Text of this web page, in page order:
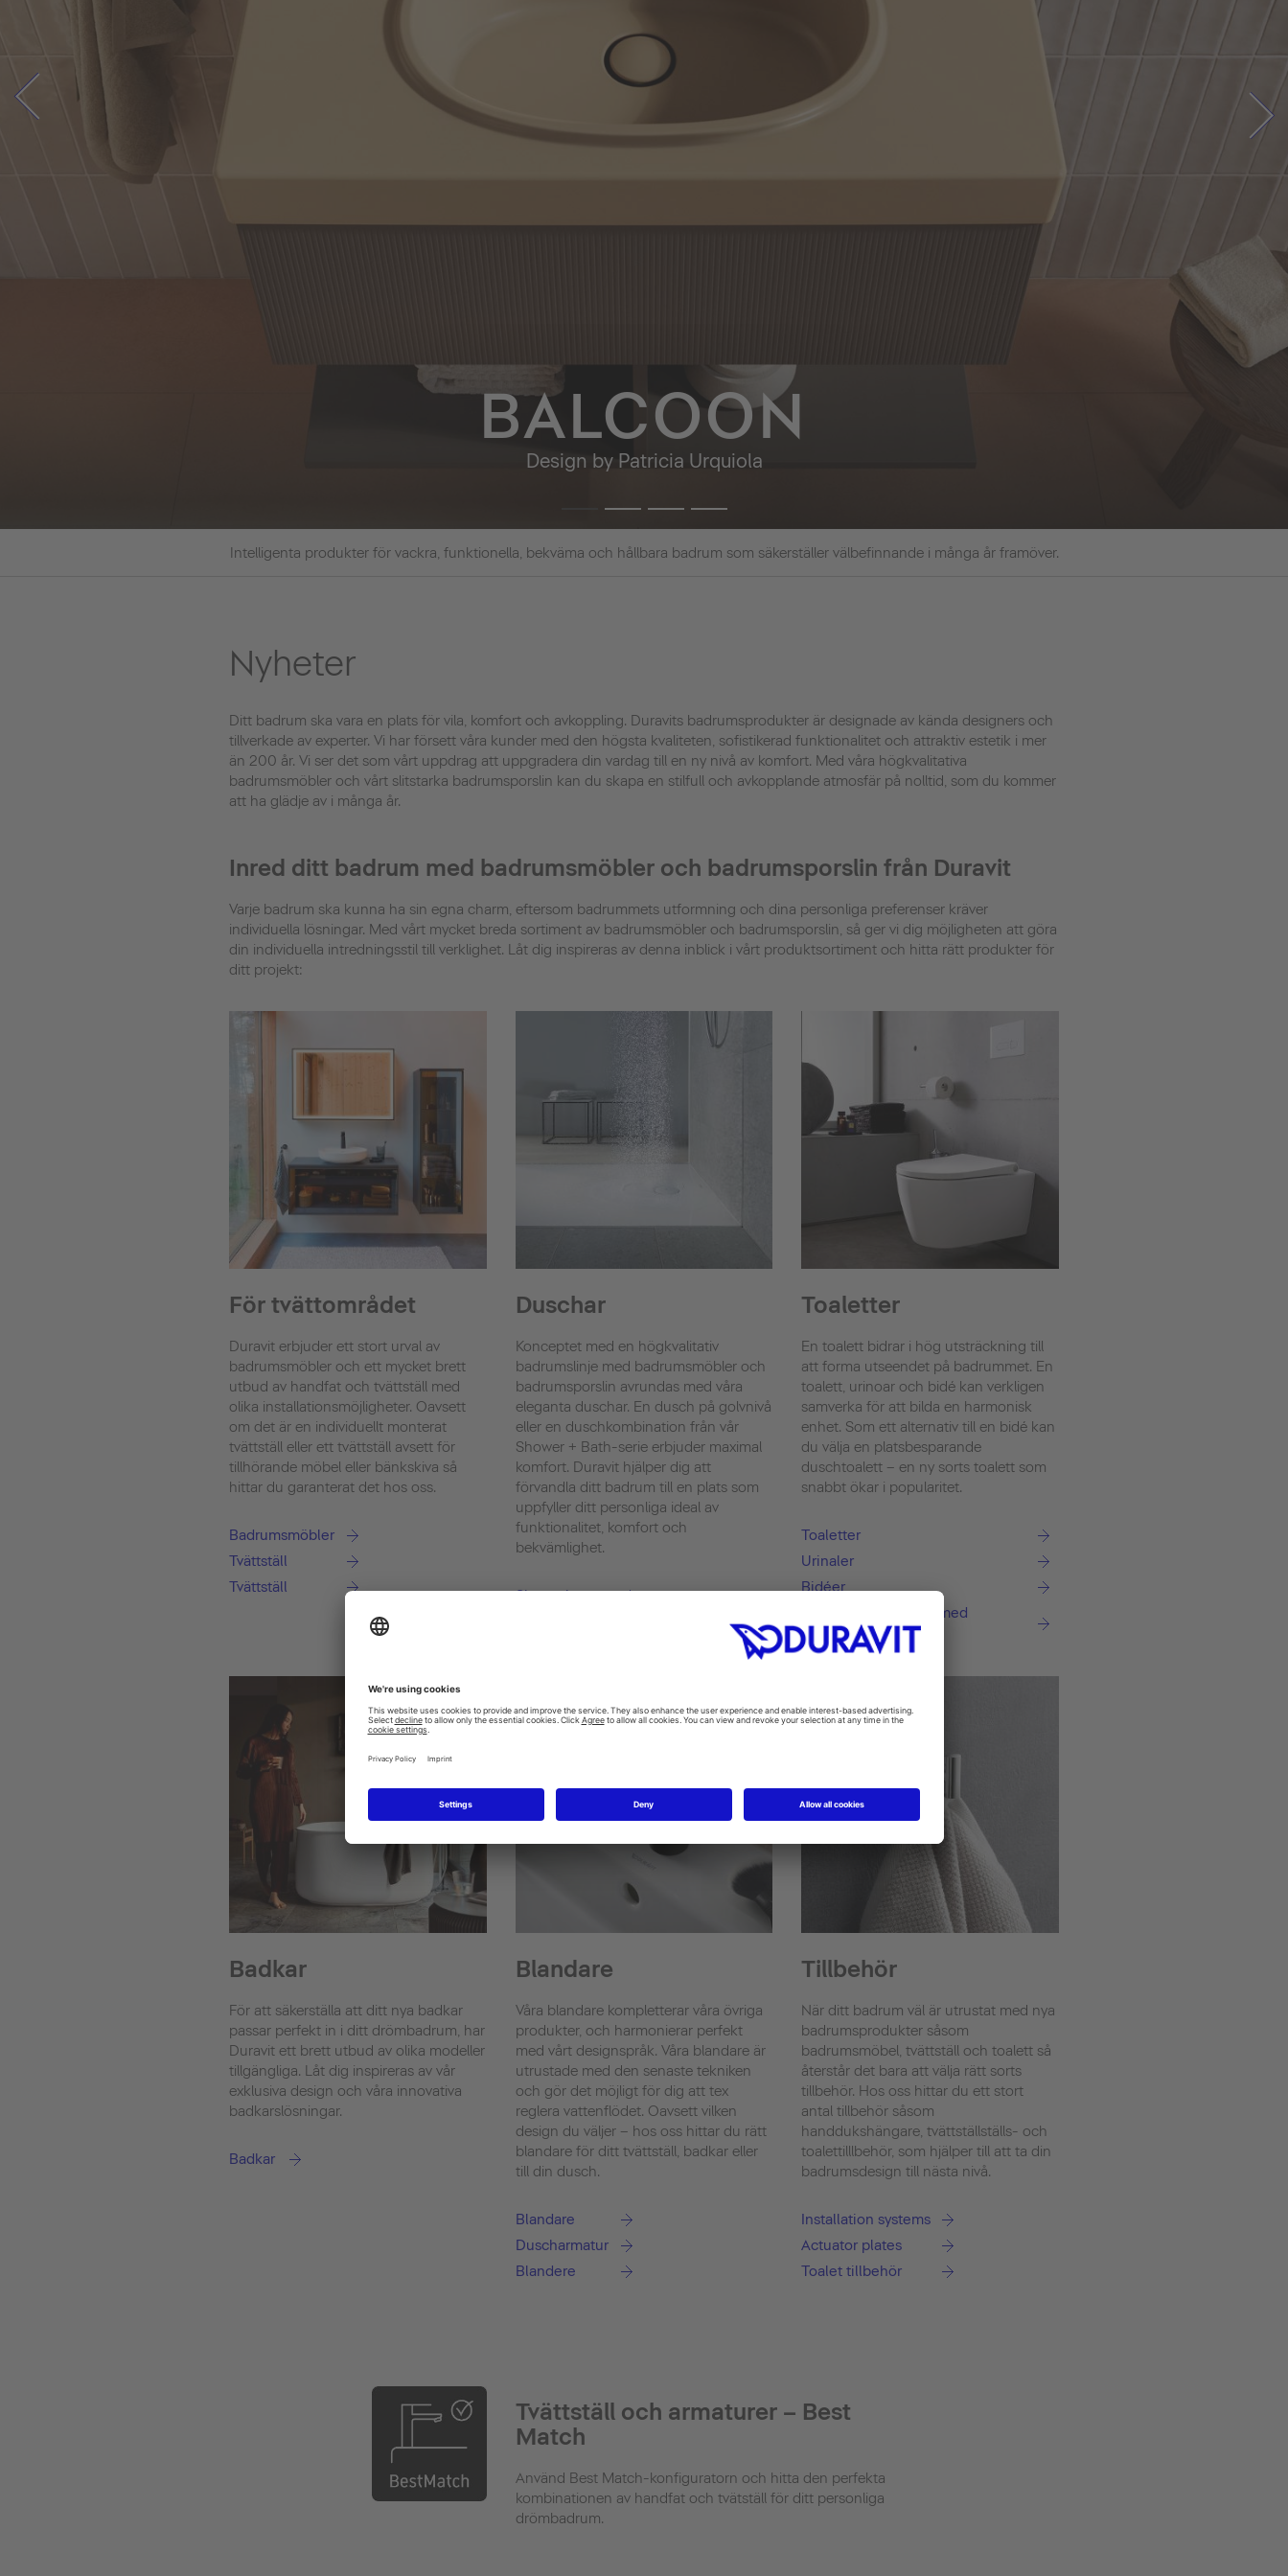
BALCOON
Design by Patricia Urquiola
Intelligenta produkter för vackra, funktionella, bekväma och hållbara badrum som säkerställer välbefinnande i många år framöver.
Nyheter
Ditt badrum ska vara en plats för vila, komfort och avkoppling. Duravits badrumsprodukter är designade av kända designers och
tillverkade av experter. Vi har försett våra kunder med den högsta kvaliteten, sofistikerad funktionalitet och attraktiv estetik i mer
än 200 år. Vi ser det som vårt uppdrag att uppgradera din vardag till en ny nivå av komfort. Med våra högkvalitativa
badrumsmöbler och vårt slitstarka badrumsporslin kan du skapa en stilfull och avkopplande atmosfär på nolltid, som du kommer
att ha glädje av i många år.
Inred ditt badrum med badrumsmöbler och badrumsporslin från Duravit
Varje badrum ska kunna ha sin egna charm, eftersom badrummets utformning och dina personliga preferenser kräver
individuella lösningar. Med vårt mycket breda sortiment av badrumsmöbler och badrumsporslin, så ger vi dig möjligheten att göra
din individuella intredningsstil till verklighet. Låt dig inspireras av denna inblick i vårt produktsortiment och hitta rätt produkter för
ditt projekt:
För tvättområdet
Duravit erbjuder ett stort urval av
badrumsmöbler och ett mycket brett
utbud av handfat och tvättställ med
olika installationsmöjligheter. Oavsett
om det är en individuellt monterat
tvättställ eller ett tvättställ avsett för
tillhörande möbel eller bänkskiva så
hittar du garanterat det hos oss.
Badrumsmöbler
Tvättställ
Tvättställ
Duschar
Konceptet med en högkvalitativ
badrumslinje med badrumsmöbler och
badrumsporslin avrundas med våra
eleganta duschar. En dusch på golvnivå
eller en duschkombination från vår
Shower + Bath-serie erbjuder maximal
komfort. Duravit hjälper dig att
förvandla ditt badrum till en plats som
uppfyller ditt personliga ideal av
funktionalitet, komfort och
bekvämlighet.
Showering
Toaletter
En toalett bidrar i hög utsträckning till
att forma utseendet på badrummet. En
toalett, urinoar och bidé kan verkligen
samverka för att bilda en harmonisk
enhet. Som ett alternativ till en bidé kan
du välja en platsbesparande
duschtoalett – en ny sorts toalett som
snabbt ökar i popularitet.
Toaletter
Urinaler
Bidéer
SensoWash WC-sits med
hygiendusch
Badkar
För att säkerställa att ditt nya badkar
passar perfekt in i ditt drömbadrum, har
Duravit ett brett utbud av olika modeller
tillgängliga. Låt dig inspireras av vår
exklusiva design och våra innovativa
badkarslösningar.
Badkar
Blandare
Våra blandare kompletterar våra övriga
produkter, och harmonierar perfekt
med vårt designspråk. Våra blandare är
utrustade med den senaste tekniken
och gör det möjligt för dig att tex
reglera vattenflödet. Oavsett vilken
design du väljer – hos oss hittar du rätt
blandare för ditt tvättställ, badkar eller
till din dusch.
Blandare
Duscharmatur
Blandere
Tillbehör
När ditt badrum väl är utrustat med nya
badrumsprodukter såsom
badrumsmöbel, tvättställ och toalett så
återstår det bara att välja rätt sorts
tillbehör. Hos oss hittar du ett stort
antal tillbehör såsom
handdukshängare, tvättställställs- och
toalettilllbehör, som hjälper till att ta din
badrumsdesign till nästa nivå.
Installation systems
Actuator plates
Toalet tillbehör
Tvättställ och armaturer – Best
Match
Använd Best Match-konfiguratorn och hitta den perfekta
kombinationen av handfat och tvätställ för ditt personliga
drömbadrum.